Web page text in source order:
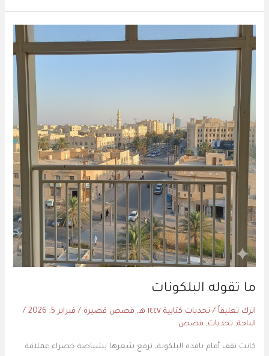
ما تقوله البلكونات
اترك تعليقاً / تحديات كتابية ١٤٤٧ هـ , قصص قصيرة / فبراير 5, 2026
/
الباحة, تحديات, قصص
كانت تقف أمام نافذة البلكونة، ترفع شعرها بشباصة خضراء عملاقة
ما
تقوله
البلكونات